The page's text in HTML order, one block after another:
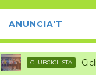
ANUNCIA'T
CLUBCICLISTA Ciclisme